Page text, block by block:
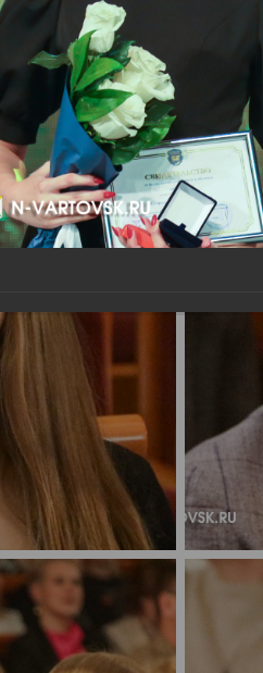
«Люди года - 2023».
и наставника.
ученик». Идею его создания
отмечены 122